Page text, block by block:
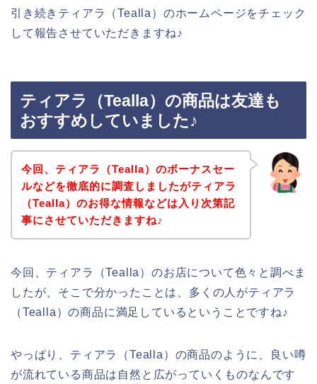
引き続きティアラ（Tealla）のホームページをチェック
して報告させていただきますね♪
ティアラ（Tealla）の商品は友達も
おすすめしていました♪
今回、ティアラ（Tealla）のボーナスセー
ルなどを徹底的に調査しましたがティアラ
（Tealla）のお得な情報などは入り次第記
事にさせていただきますね♪
今回、ティアラ（Tealla）のお店について色々と調べま
したが、そこで分かったことは、多くの人がティアラ
（Tealla）の商品に満足しているということですね♪
やっぱり、ティアラ（Tealla）の商品のように、良い噂
が流れている商品は自然と広がっていくものなんです